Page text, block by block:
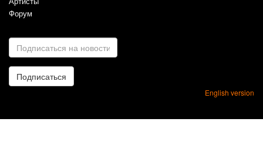
Форум
E-
mail
*
Подписаться
English version